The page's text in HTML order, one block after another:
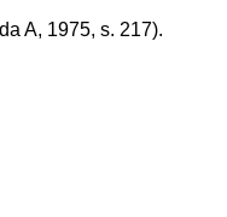
A, 1975, s. 217).